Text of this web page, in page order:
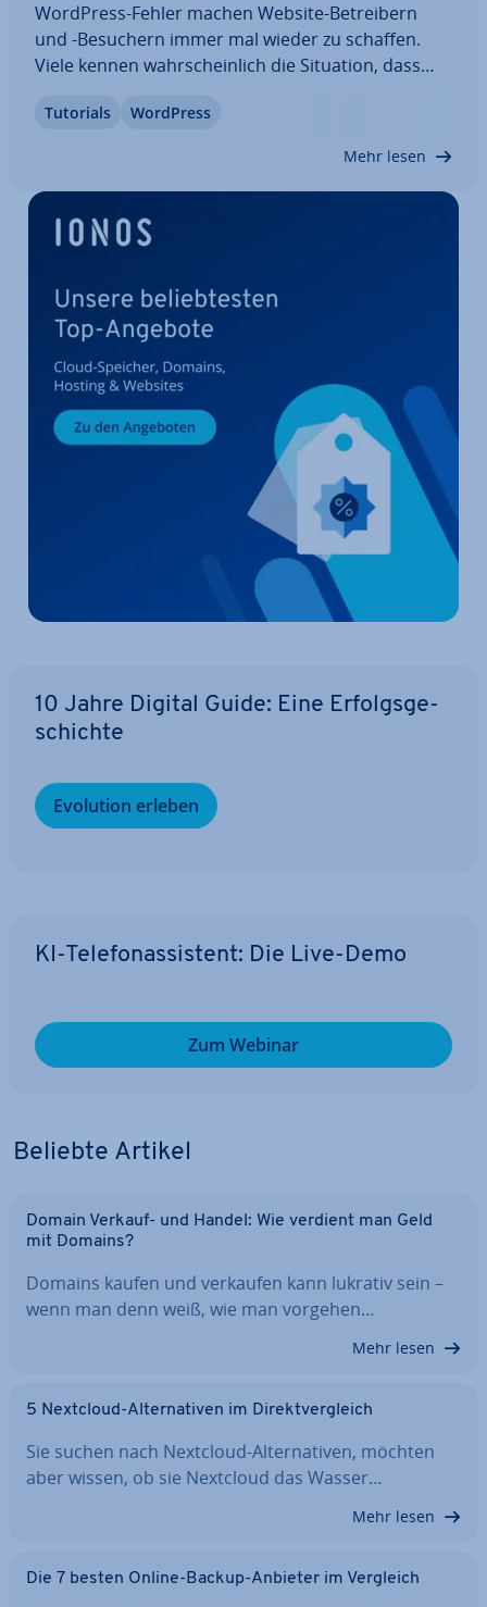
WordPress-Fehler machen Website-Be­trei­bern
und -Besuchern immer mal wieder zu schaffen.
Viele kennen wahr­schein­lich die Situation, dass
lediglich eine weiße Seite anzeigt. Zum Glück gibt
Tutorials WordPress
Mehr lesen
10 Jahre Digital Guide: Eine Er­folgs­ge­
schich­te
Evolution erleben
KI-Te­le­fon­as­sis­tent: Die Live-Demo
Zum Webinar
Beliebte Artikel
Domain Verkauf- und Handel: Wie verdient man Geld
mit Domains?
Domains kaufen und verkaufen kann lukrativ sein –
wenn man denn weiß, wie man vorgehen…
Mehr lesen
5 Nextcloud-Al­ter­na­ti­ven im Di­rekt­ver­gleich
Sie suchen nach Nextcloud-Al­ter­na­ti­ven, möchten
aber wissen, ob sie Nextcloud das Wasser…
Mehr lesen
Die 7 besten Online-Backup-Anbieter im Vergleich